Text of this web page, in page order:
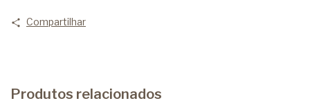
Compartilhar
Produtos relacionados